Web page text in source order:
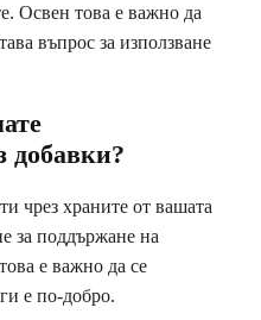
Освен това е важно да
въпрос за използване
добавки?
чрез храните от вашата
за поддържане на
е важно да се
е по-добро.